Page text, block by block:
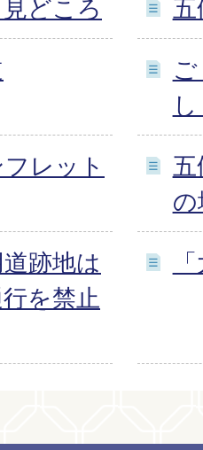
どころ 五
レット
五
跡地は
を禁止